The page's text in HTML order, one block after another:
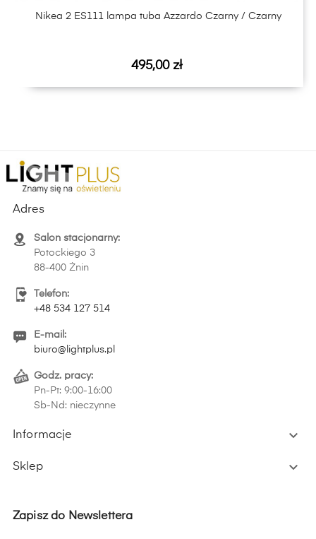
Nikea 2 ES111 lampa tuba Azzardo Czarny / Czarny
Cena
495,00 zł
Adres
Salon stacjonarny:
Potockiego 3
88-400 Żnin
Telefon:
+48 534 127 514
E-mail:
biuro@lightplus.pl
Godz. pracy:
Pn-Pt: 9:00-16:00
Sb-Nd: nieczynne
Informacje 
Sklep 
Zapisz do Newslettera